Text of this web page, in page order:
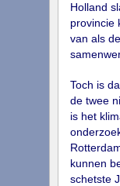
Holland
provincie
van als
Toch is
de twee
is het
kunnen
schetste